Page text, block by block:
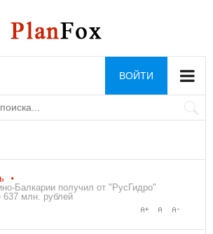
ВОЙТИ
Балкарии получил от "РусГидро"
637 млн. рублей